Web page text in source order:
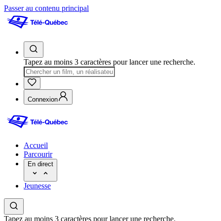
Passer au contenu principal
Tapez au moins 3 caractères pour lancer une recherche.
Connexion
Accueil
Parcourir
En direct
Jeunesse
Tapez au moins 3 caractères pour lancer une recherche.